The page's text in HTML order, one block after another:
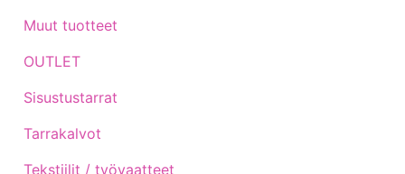
Muut tuotteet
OUTLET
Sisustustarrat
Tarrakalvot
Tekstiilit / työvaatteet